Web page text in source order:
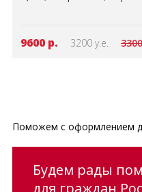
9600 р. 3200 у.е. 3300
Поможем с оформлением
Будем рады